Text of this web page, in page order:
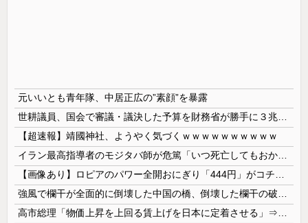
元いいとも青年隊、中居正広の”素顔”を暴露
【超速報】靖國神社、ようやく気づくｗｗｗｗｗｗｗｗｗｗ